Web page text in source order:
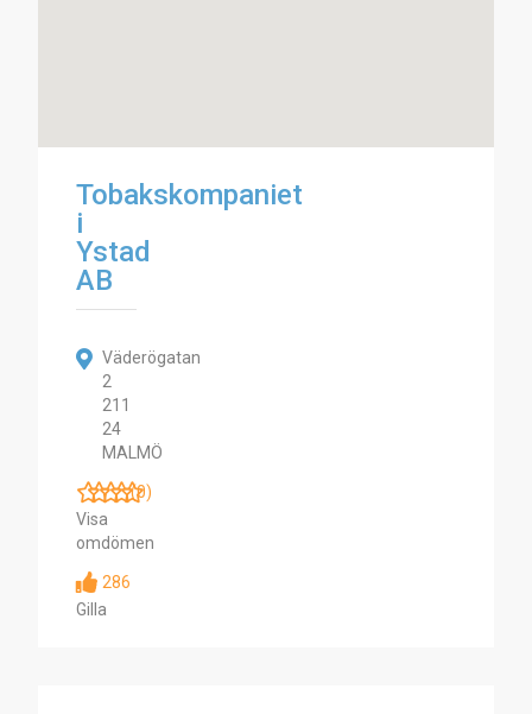
Tobakskompaniet
i
Ystad
AB
Väderögatan
2
211
24
MALMÖ
(0)
Visa
omdömen
286
Gilla